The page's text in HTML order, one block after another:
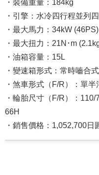
・裝備重量：184kg
・引擎：水冷四行程並列
・最大馬力：34kW
・最大扭力：21N･m
・油箱容量：15L
・變速箱形式：常時嚙合
・煞車形式（F/R）：單
・輪胎尺寸（F/R）：
66H
・銷售價格：1,052,700日